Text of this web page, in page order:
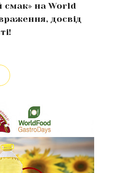
смак» на World
досвід